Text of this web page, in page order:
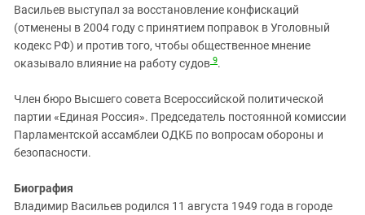
Васильев выступал за восстановление конфискаций
(отменены в 2004 году с принятием поправок в Уголовный
кодекс РФ) и против того, чтобы общественное мнение
оказывало влияние на работу судов 9.
Член бюро Высшего совета Всероссийской политической
партии «Единая Россия». Председатель постоянной комиссии
Парламентской ассамблеи ОДКБ по вопросам обороны и
безопасности.
Биография
Владимир Васильев родился 11 августа 1949 года в городе